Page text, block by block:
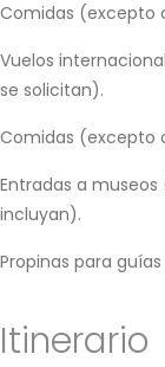
Comidas (excepto
Vuelos
se solicitan).
Comidas (excepto
Entradas a
incluyan).
Propinas para
Itinerario